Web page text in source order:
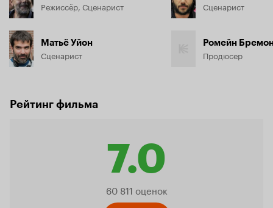
Режиссёр, Сценарист
Матьё Уйон
Сценарист
Сценарист
Ромейн
Продюсер
Рейтинг фильма
7.0
Рейтинг
60 811 оценок